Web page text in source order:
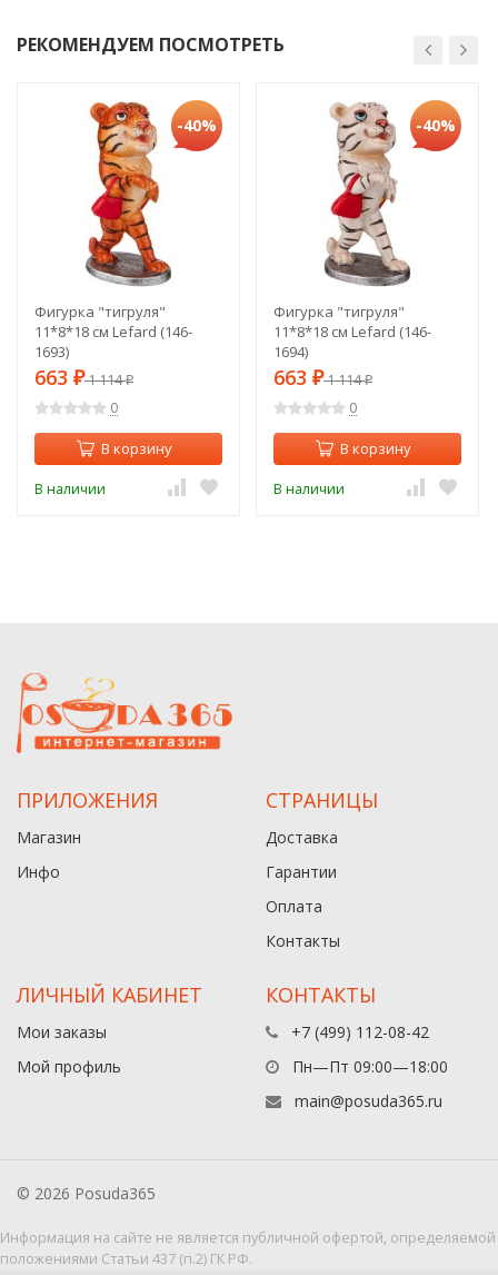
РЕКОМЕНДУЕМ ПОСМОТРЕТЬ
-40%
Фигурка "тигруля"
11*8*18 см Lefard (146-
1693)
663 ₽1 114₽
0
В корзину
В наличии
-40%
Фигурка "тигруля"
11*8*18 см Lefard (146-
1694)
663 ₽1 114₽
0
В корзину
В наличии
ПРИЛОЖЕНИЯ
Магазин
Инфо
СТРАНИЦЫ
Доставка
Гарантии
Оплата
Контакты
ЛИЧНЫЙ КАБИНЕТ
Мои заказы
Мой профиль
КОНТАКТЫ
+7 (499) 112-08-42
Пн—Пт 09:00—18:00
main@posuda365.ru
© 2026 Posuda365
Информация на сайте не является публичной офертой, определяемой
положениями Статьи 437 (п.2) ГК РФ.